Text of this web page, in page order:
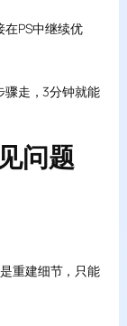
PS中继续优
走，3分钟就能
问题
重建细节，只能